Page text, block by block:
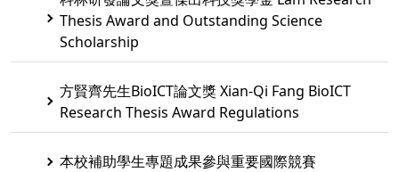
Thesis Award and Outstanding Science
Scholarship
方賢齊先生BioICT論文獎 Xian-Qi Fang BioICT
Research Thesis Award Regulations
本校補助學生專題成果參與重要國際競賽